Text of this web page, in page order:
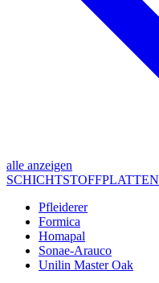
alle anzeigen
SCHICHTSTOFFPLATTEN
Pfleiderer
Formica
Homapal
Sonae-Arauco
Unilin Master Oak